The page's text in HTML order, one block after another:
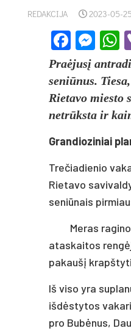
REDAKCIJA 2023-05-25
Praėjusį
seniūnus.
Rietavo miesto
netrūksta ir
Grandioziniai
Trečiadienio
Rietavo
seniūnais
Meras
ataskaitos
pakaušį
Iš viso yra
išdėstytos
pro Bubėnus,